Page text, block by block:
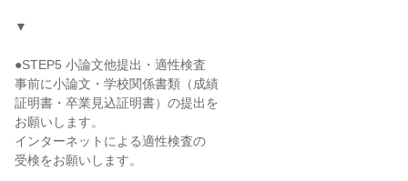
▼
●STEP5 小論文他提出・適性検査
事前に小論文・学校関係書類（成績
証明書・卒業見込証明書）の提出を
お願いします。
インターネットによる適性検査の
受検をお願いします。